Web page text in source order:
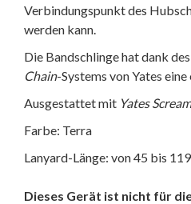
Verbindungspunkt des
werden kann.
Die Bandschlinge hat dank
Chain-Systems von Yates
Ausgestattet mit Yates
Farbe: Terra
Lanyard-Länge: von 45 bis
Dieses Gerät ist nicht für